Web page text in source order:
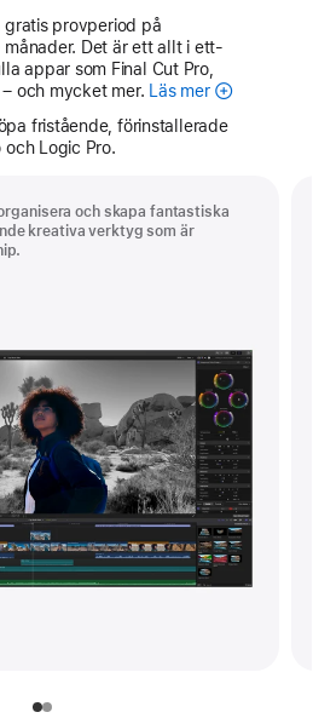
provperiod på
Det är ett allt i ett-
appar som Final Cut Pro,
– och mycket mer.
Läs merApple
Studio
fristående, förinstallerade
och Logic Pro.
och skapa fantastiska
kreativa verktyg som är